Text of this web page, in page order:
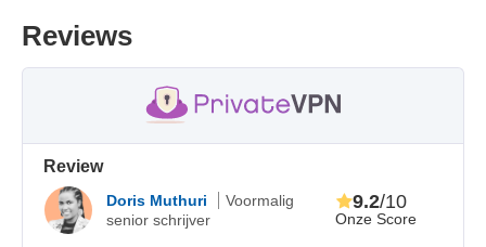
Reviews
Review
Doris Muthuri
Voormalig
senior schrijver
Onze Score
9.2/10